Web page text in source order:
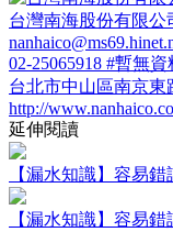
台灣南海股份有限公
02-25065918 #暫無資
台北市中山區南京東
http://
延伸閱讀
【漏水知識】容易
【漏水知識】容易